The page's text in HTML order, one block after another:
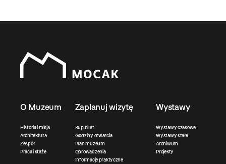
O Muzeum
Historia i misja
Architektura
Zespół
Praca i staże
Zaplanuj wizytę
Kup bilet
Godziny otwarcia
Plan muzeum
Oprowadzenia
Informacje praktyczne
Wystawy
Wystawy czasowe
Wystawy stałe
Archiwum
Projekty